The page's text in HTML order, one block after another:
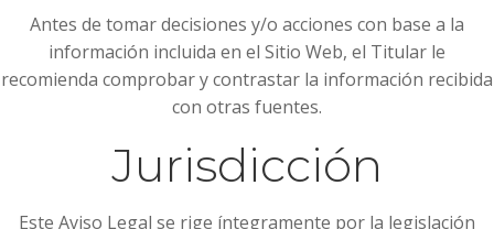
Antes de tomar decisiones y/o acciones con base a la
información incluida en el Sitio Web, el Titular le
recomienda comprobar y contrastar la información recibida
con otras fuentes.
Jurisdicción
Este Aviso Legal se rige íntegramente por la legislación